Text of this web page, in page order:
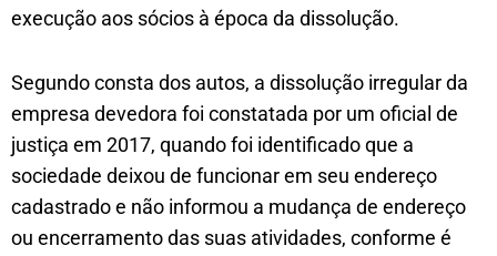
execução aos sócios à época da dissolução.
Segundo consta dos autos, a dissolução irregular da
empresa devedora foi constatada por um oficial de
justiça em 2017, quando foi identificado que a
sociedade deixou de funcionar em seu endereço
cadastrado e não informou a mudança de endereço
ou encerramento das suas atividades, conforme é